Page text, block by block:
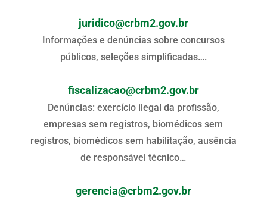
juridico@crbm2.gov.br
Informações e denúncias sobre concursos
públicos, seleções simplificadas….
fiscalizacao@crbm2.gov.br
Denúncias: exercício ilegal da profissão,
empresas sem registros, biomédicos sem
registros, biomédicos sem habilitação, ausência
de responsável técnico…
gerencia@crbm2.gov.br